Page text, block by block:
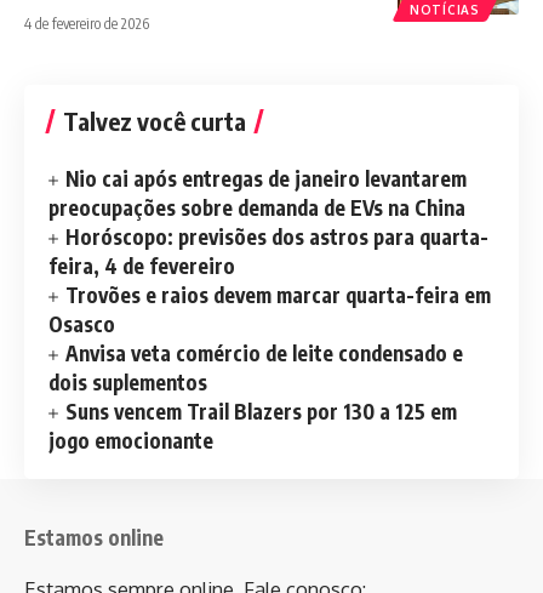
NOTÍCIAS
4 de fevereiro de 2026
Talvez você curta
Nio cai após entregas de janeiro levantarem
preocupações sobre demanda de EVs na China
Horóscopo: previsões dos astros para quarta-
feira, 4 de fevereiro
Trovões e raios devem marcar quarta-feira em
Osasco
Anvisa veta comércio de leite condensado e
dois suplementos
Suns vencem Trail Blazers por 130 a 125 em
jogo emocionante
Estamos online